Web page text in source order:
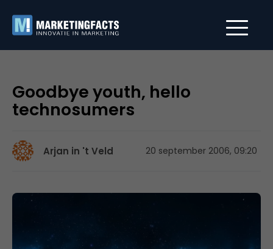
Goodbye youth, hello
technosumers
Arjan in 't Veld 20 september 2006, 09:20